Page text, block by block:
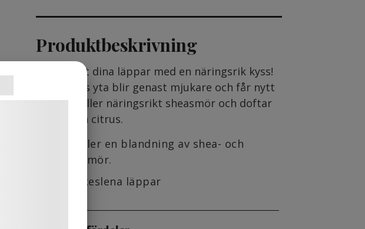
Produktbeskrivning
Skäm bort dina läppar med en näringsrik kyss!
Läpparnas yta blir genast mjukare och får nytt
liv. Innehåller näringsrikt sheasmör och doftar
vitt te och citrus.
Innehåller en blandning av shea- och
jojobasmör.
Ger silkeslena läppar